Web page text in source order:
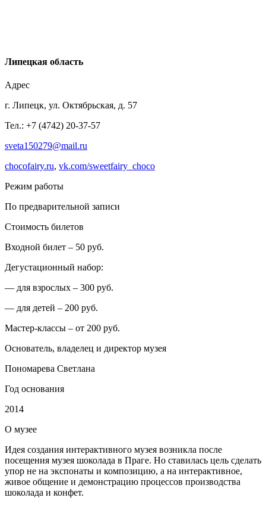
Липецкая область
Адрес
г. Липецк, ул. Октябрьская, д. 57
Тел.: +7 (4742) 20-37-57
sveta150279@mail.ru
chocofairy.ru, vk.com/sweetfairy_choco
Режим работы
По предварительной записи
Стоимость билетов
Входной билет – 50 руб.
Дегустационный набор:
— для взрослых – 300 руб.
— для детей – 200 руб.
Мастер-классы – от 200 руб.
Основатель, владелец и директор музея
Пономарева Светлана
Год основания
2014
О музее
Идея создания интерактивного музея возникла после
посещения музея шоколада в Праге. Но ставилась цель сделать
упор не на экспонаты и композицию, а на интерактивное,
живое общение и демонстрацию процессов производства
шоколада и конфет.